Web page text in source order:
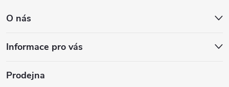
O nás
Informace pro vás
Prodejna